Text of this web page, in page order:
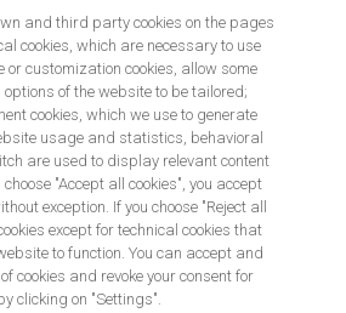
and third party cookies on the pages
cookies, which are necessary to use
or customization cookies, allow some
of the website to be tailored;
cookies, which we use to generate
usage and statistics, behavioral
are used to display relevant content
"Accept all cookies", you accept
exception. If you choose "Reject all
except for technical cookies that
to function. You can accept and
cookies and revoke your consent for
clicking on "Settings".